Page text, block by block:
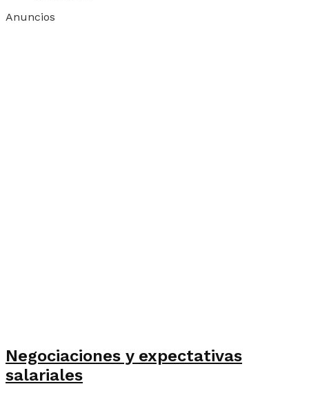
Anuncios
Negociaciones y expectativas
salariales